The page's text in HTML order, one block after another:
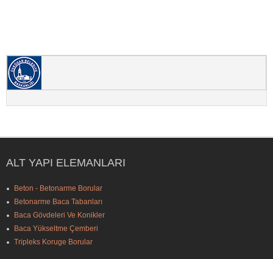
ALT YAPI ELEMANLARI
Beton - Betonarme Borular
Betonarme Baca Tabanları
Baca Gövdeleri Ve Konikler
Baca Yükseltme Çemberi
Tripleks Koruge Borular